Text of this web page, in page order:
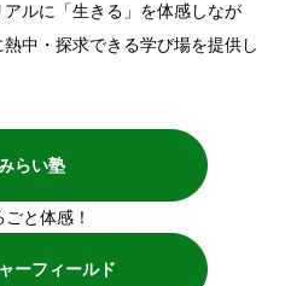
ルに「生きる」を体感しなが
中・探求できる学び場を提供し
らい塾
と体感！
ーフィールド